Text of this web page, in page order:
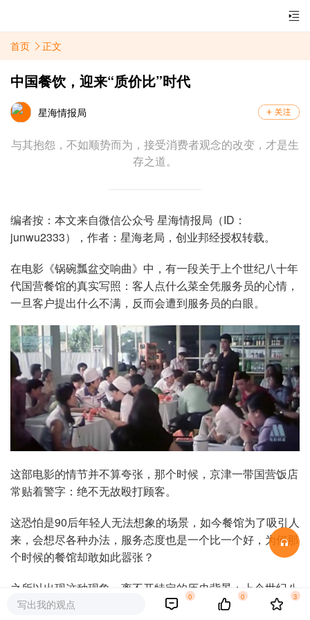
首页 正文
中国餐饮，迎来“质价比”时代
星海情报局
与其抱怨，不如顺势而为，接受消费者观念的改变，才是生
存之道。
编者按：本文来自微信公众号 星海情报局（ID：
junwu2333），作者：星海老局，创业邦经授权转载。
在电影《锅碗瓢盆交响曲》中，有一段关于上个世纪八十年
代国营餐馆的真实写照：客人点什么菜全凭服务员的心情，
一旦客户提出什么不满，反而会遭到服务员的白眼。
这部电影的情节并不算夸张，那个时候，京津一带国营饭店
常贴着警字：绝不无故殴打顾客。
这恐怕是90后年轻人无法想象的场景，如今餐馆为了吸引人
来，会想尽各种办法，服务态度也是一个比一个好，为何那
个时候的餐馆却敢如此嚣张？
之所以出现这种现象，离不开特定的历史背景：上个世纪八
十年代，物资匮乏，供给远远赶不上人们的需求，也就导致
写出我的观点
0 0 3